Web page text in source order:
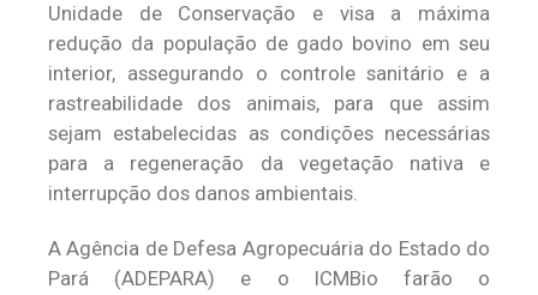
Unidade de Conservação e visa a máxima
redução da população de gado bovino em seu
interior, assegurando o controle sanitário e a
rastreabilidade dos animais, para que assim
sejam estabelecidas as condições necessárias
para a regeneração da vegetação nativa e
interrupção dos danos ambientais.
A Agência de Defesa Agropecuária do Estado do
Pará (ADEPARA) e o ICMBio farão o